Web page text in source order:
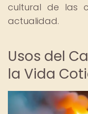
cultural de las
actualidad.
Usos del
la Vida